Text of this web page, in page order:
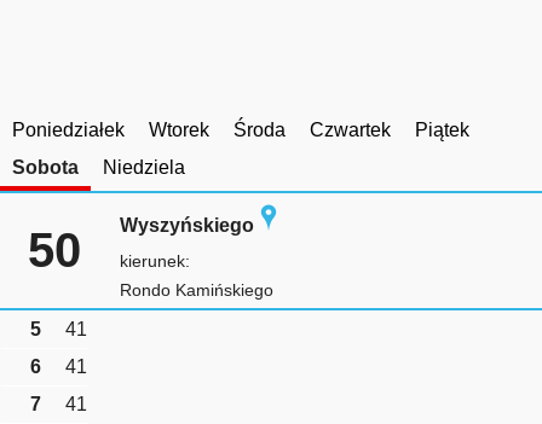
Poniedziałek Wtorek Środa Czwartek
Piątek
Sobota
Niedziela
50 Wyszyńskiego
kierunek:
Rondo Kamińskiego
5
41
6
41
7
41